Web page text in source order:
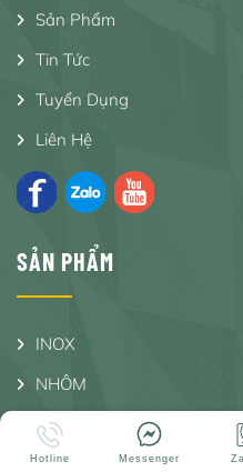
Sản Phẩm
Tin Tức
Tuyển Dụng
Liên Hệ
SẢN PHẨM
INOX
NHÔM
GIA CÔNG
Hotline Messenger